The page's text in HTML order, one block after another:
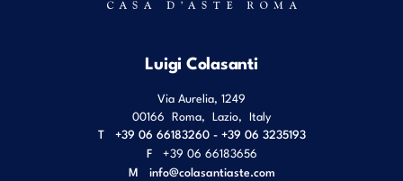
Luigi Colasanti
Via Aurelia, 1249
00166 Roma Lazio Italy
T
+39 06 66183260 - +39 06 3235193
F
+39 06 66183656
M info@colasantiaste.com